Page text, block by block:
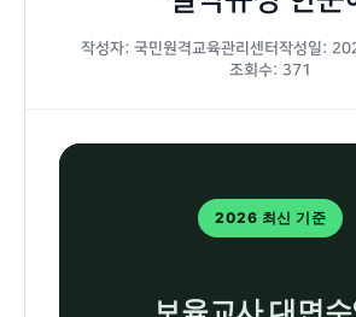
작성자: 국민원격교육관리센터 작성일:
조회수: 371
2026 최신 기준
보육교사대면수